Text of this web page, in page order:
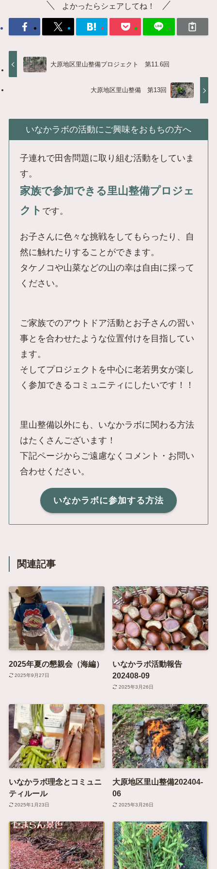
よかったらシェアしてね！
大原地区里山整備プロジェクト 第11.6回
大原地区里山整備 第13回
いなかラボの活動にご興味をおもちの方へ
子連れで田舎問題に取り組む活動をしていま
す。
家族で参加できる里山整備プロジェ
クト です。
お子さんに色々な挑戦をしてもらったり、自
然に触れたりすることができます。
タケノコや山菜などの山の幸は自由に採って
ください。
ご家族でのアウトドア活動とお子さんの習い
事とを合わせたような位置付けを目指してい
ます。
そしてプロジェクトを中心に老若男女が楽し
く参加できるコミュニティにしたいです！！
里山整備以外にも、いなかラボに関わる方法
はたくさんございます！
下記ページからご遠慮なくコメント・お問い
合わせください。
いなかラボに参加する方法
関連記事
2025年夏の懇親会（海編）
2025年9月27日
いなかラボ活動報告
202408-09
2025年3月26日
いなかラボ理念とコミュニ
ティルール
2025年1月23日
大原地区里山整備202404-
06
2025年3月26日